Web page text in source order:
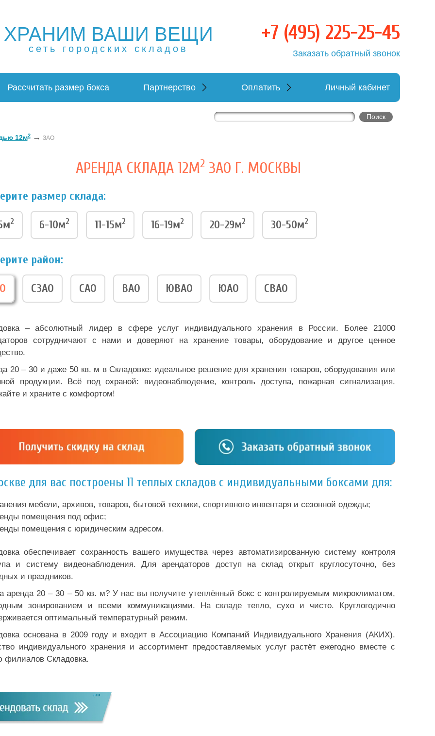
в Москве и МО. Склад временного хранения. Складовка
в Москве и МО. Склад временного хранения. Складовка
ХРАНИМ ВАШИ ВЕЩИ
сеть городских складов
+7 (495) 225-25-45
Заказать обратный звонок
Рассчитать размер бокса Партнерство Оплатить Личный кабинет
12м2→ ЗАО
АРЕНДА СКЛАДА 12М2 ЗАО Г. МОСКВЫ
размер склада:
2 6-10м2 11-15м2 16-19м2 20-29м2 30-50м2
район:
СЗАО САО ВАО ЮВАО ЮАО СВАО
– абсолютный лидер в сфере услуг индивидуального хранения в России. Более 21000
сотрудничают с нами и доверяют на хранение товары, оборудование и другое ценное
20 – 30 и даже 50 кв. м в Складовке: идеальное решение для хранения товаров, оборудования или
продукции. Всё под охраной: видеонаблюдение, контроль доступа, пожарная сигнализация.
и храните с комфортом!
для вас построены 11 теплых складов с индивидуальными боксами для:
мебели, архивов, товаров, бытовой техники, спортивного инвентаря и сезонной одежды;
помещения под офис;
помещения с юридическим адресом.
обеспечивает сохранность вашего имущества через автоматизированную систему контроля
и систему видеонаблюдения. Для арендаторов доступ на склад открыт круглосуточно, без
и праздников.
аренда 20 – 30 – 50 кв. м? У нас вы получите утеплённый бокс с контролируемым микроклиматом,
зонированием и всеми коммуникациями. На складе тепло, сухо и чисто. Круглогодично
оптимальный температурный режим.
основана в 2009 году и входит в Ассоциацию Компаний Индивидуального Хранения (АКИХ).
индивидуального хранения и ассортимент предоставляемых услуг растёт ежегодно вместе с
филиалов Складовка.